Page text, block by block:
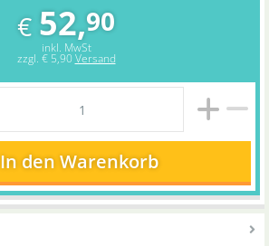
€ 52,90
inkl. MwSt
zzgl. € 5,90 Versand
In den Warenkorb